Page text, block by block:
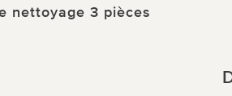
nettoyage 3 pièces